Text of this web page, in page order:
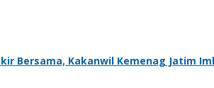
Bersama, Kakanwil Kemenag Jatim